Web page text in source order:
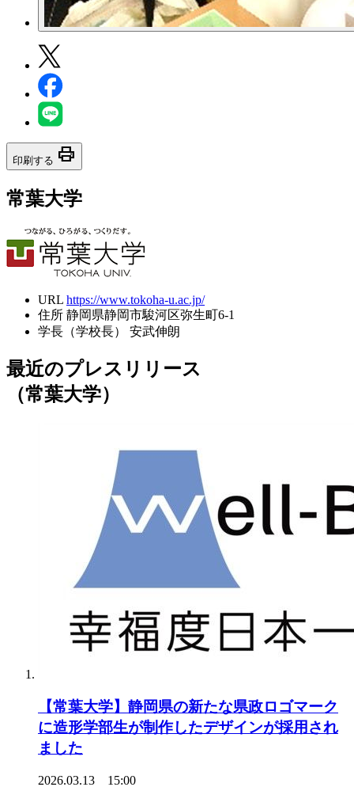
印刷する print
常葉大学
URL https://www.tokoha-u.ac.jp/
住所 静岡県静岡市駿河区弥生町6-1
学長（学校長）
安武伸朗
最近のプレスリリース
（常葉大学）
【常葉大学】静岡県の新たな県政ロゴマーク
に造形学部生が制作したデザインが採用され
ました
2026.03.13 15:00